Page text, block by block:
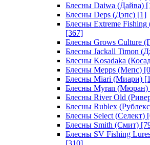
Блесны Daiwa (Дайва)
Блесны Deps (Дэпс) [1]
Блесны Extreme
[367]
Блесны Grows Culture
Блесны Jackall Timon
Блесны Kosadaka
Блесны Mepps (Мепс)
Блесны Miari (Миари)
Блесны Myran (Мюран)
Блесны River Old
Блесны Rublex
Блесны Select (Селект)
Блесны Smith (Смит)
Блесны SV Fishing